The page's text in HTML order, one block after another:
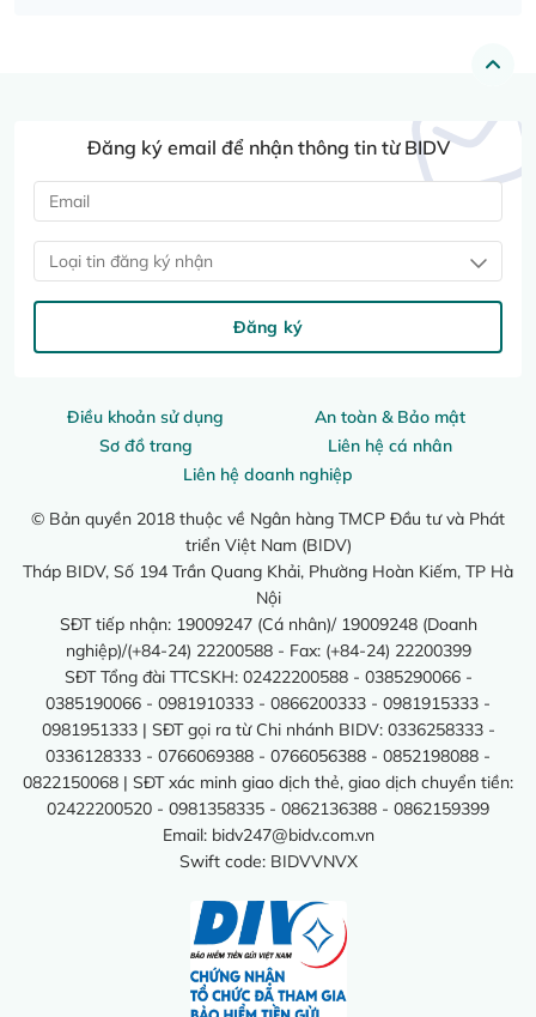
Điều khoản sử dụng
An toàn & Bảo mật
Sơ đồ trang
Liên hệ cá nhân
Liên hệ doanh nghiệp
© Bản quyền 2018 thuộc về Ngân hàng TMCP Đầu tư và Phát
triển Việt Nam (BIDV)
Tháp BIDV, Số 194 Trần Quang Khải, Phường Hoàn Kiếm, TP Hà
Nội
SĐT tiếp nhận: 19009247 (Cá nhân)/ 19009248 (Doanh
nghiệp)/(+84-24) 22200588 - Fax: (+84-24) 22200399
SĐT Tổng đài TTCSKH: 02422200588 - 0385290066 -
0385190066 - 0981910333 - 0866200333 - 0981915333 -
0981951333 | SĐT gọi ra từ Chi nhánh BIDV: 0336258333 -
0336128333 - 0766069388 - 0766056388 - 0852198088 -
0822150068 | SĐT xác minh giao dịch thẻ, giao dịch chuyển tiền:
02422200520 - 0981358335 - 0862136388 - 0862159399
Email: bidv247@bidv.com.vn
Swift code: BIDVVNVX
Đăng ký email để nhận thông tin từ BIDV
Loại tin đăng ký nhận
Đăng ký